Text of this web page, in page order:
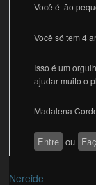
Você é tão
Você só tem 4
Isso é um
ajudar muito o
Madalena
Entre ou
Nereide